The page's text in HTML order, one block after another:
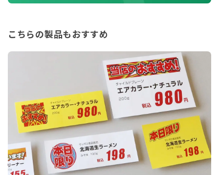
こちらの製品もおすすめ